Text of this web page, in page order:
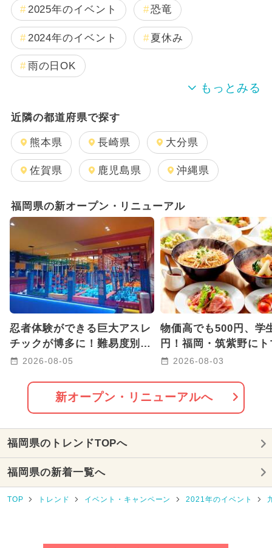
2025年のイベント 恐竜
2024年のイベント 夏休み
雨の日OK
キャラクター
2025年11月のイベント
2025年12月のイベント
2026年1月のイベント
2025年8月のイベント
GW(ゴールデンウィーク)
2026年7月のイベント
2025年7月のイベント
2025年10月のイベント
2025年3月のイベント
2024年9月のイベント
2024年11月のイベント
2025年5月のイベント
近隣の都道府県で探す
熊本県 長崎県 大分県
佐賀県 鹿児島県 沖縄県
福岡県の新オープン・リニューアル
忍者体験ができる巨大アスレ
チックが博多に！難易度別コ
ースで子供も大人も本気で挑
2026-08-05
物価高でも500円、学
円！福岡・筑紫野に
ーメン三味が9号店オ
2026-08-03
新オープン・リニューアルへ
福岡県のトレンドTOPへ
福岡県の新着一覧へ
TOP トレンド イベント・キャンペーン 2021年のイベント